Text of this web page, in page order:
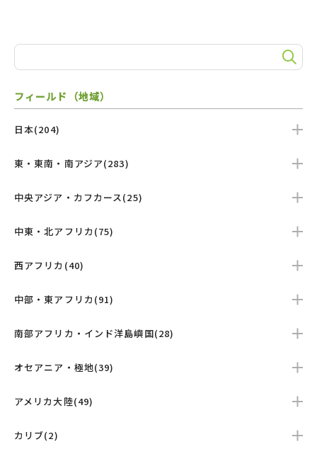
フィールド（地域）
日本(204)
東・東南・南アジア(283)
中央アジア・カフカース(25)
中東・北アフリカ(75)
西アフリカ(40)
中部・東アフリカ(91)
南部アフリカ・インド洋島嶼国(28)
オセアニア・極地(39)
アメリカ大陸(49)
カリブ(2)